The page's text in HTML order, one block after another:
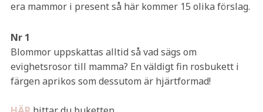
era mammor i present så här kommer 15 olika förslag.
Nr 1
Blommor uppskattas alltid så vad sägs om
evighetsrosor till mamma? En väldigt fin rosbukett i
färgen aprikos som dessutom är hjärtformad!